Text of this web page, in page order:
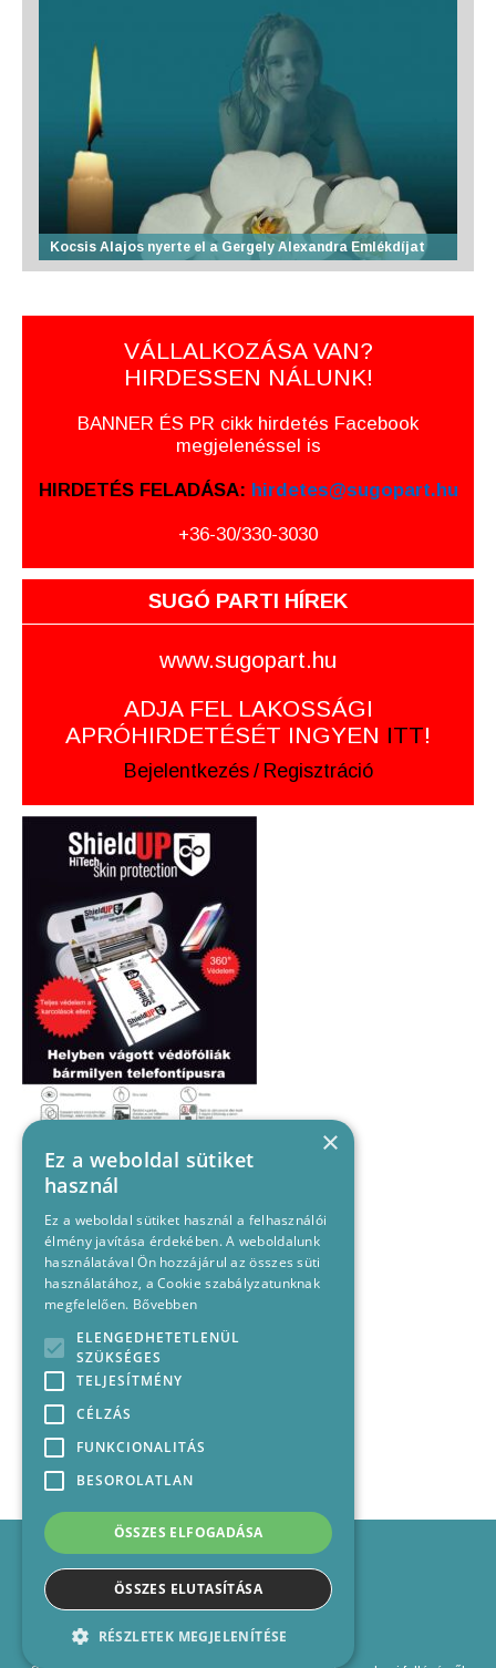
Kocsis Alajos nyerte el a Gergely Alexandra Emlékdíjat
VÁLLALKOZÁSA VAN?
HIRDESSEN NÁLUNK!
BANNER ÉS PR cikk hirdetés Facebook
megjelenéssel is
HIRDETÉS FELADÁSA: hirdetes@sugopart.hu
+36-30/330-3030
SUGÓ PARTI HÍREK
www.sugopart.hu
ADJA FEL LAKOSSÁGI
APRÓHIRDETÉSÉT INGYEN ITT!
Bejelentkezés / Regisztráció
Impresszum
Médiajánlat
Felhasználási feltételek
Kapcsolat
×
Ez a weboldal sütiket
használ
Ez a weboldal sütiket használ a felhasználói
élmény javítása érdekében. A weboldalunk
használatával Ön hozzájárul az összes süti
használatához, a Cookie szabályzatunknak
megfelelően. Bővebben
ELENGEDHETETLENÜL
SZÜKSÉGES
TELJESÍTMÉNY
CÉLZÁS
FUNKCIONALITÁS
BESOROLATLAN
ÖSSZES ELFOGADÁSA
ÖSSZES ELUTASÍTÁSA
RÉSZLETEK MEGJELENÍTÉSE